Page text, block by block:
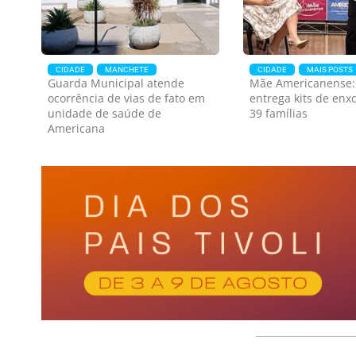
CIDADE MANCHETE
Guarda Municipal atende
ocorrência de vias de fato em
unidade de saúde de
Americana
CIDADE MAIS POSTS
Mãe
entrega kits de
39 famílias
DOm Bosco
Ederaldo Tedzlaff, de
por um homem com
faca em Americana